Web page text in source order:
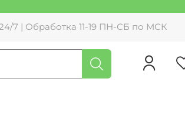
7 | Обработка 11-19 ПН-СБ по МСК